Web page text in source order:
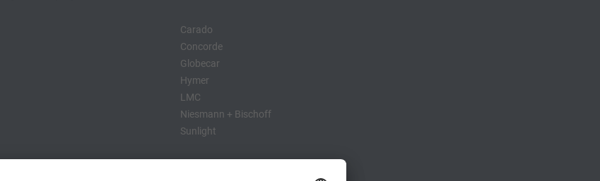
Carado
Concorde
Globecar
Hymer
LMC
Niesmann + Bischoff
Sunlight